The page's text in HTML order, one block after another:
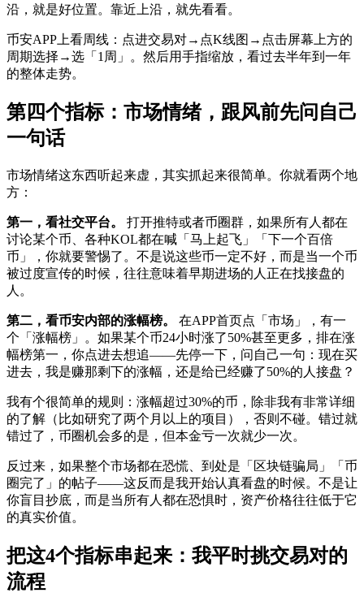
沿，就是好位置。靠近上沿，就先看看。
币安APP上看周线：点进交易对→点K线图→点击屏幕上方的
周期选择→选「1周」。然后用手指缩放，看过去半年到一年
的整体走势。
第四个指标：市场情绪，跟风前先问自己
一句话
市场情绪这东西听起来虚，其实抓起来很简单。你就看两个地
方：
第一，看社交平台。
打开推特或者币圈群，如果所有人都在
讨论某个币、各种KOL都在喊「马上起飞」「下一个百倍
币」，你就要警惕了。不是说这些币一定不好，而是当一个币
被过度宣传的时候，往往意味着早期进场的人正在找接盘的
人。
第二，看币安内部的涨幅榜。
在APP首页点「市场」，有一
个「涨幅榜」。如果某个币24小时涨了50%甚至更多，排在涨
幅榜第一，你点进去想追——先停一下，问自己一句：现在买
进去，我是赚那剩下的涨幅，还是给已经赚了50%的人接盘？
我有个很简单的规则：涨幅超过30%的币，除非我有非常详细
的了解（比如研究了两个月以上的项目），否则不碰。错过就
错过了，币圈机会多的是，但本金亏一次就少一次。
反过来，如果整个市场都在恐慌、到处是「区块链骗局」「币
圈完了」的帖子——这反而是我开始认真看盘的时候。不是让
你盲目抄底，而是当所有人都在恐惧时，资产价格往往低于它
的真实价值。
把这4个指标串起来：我平时挑交易对的
流程